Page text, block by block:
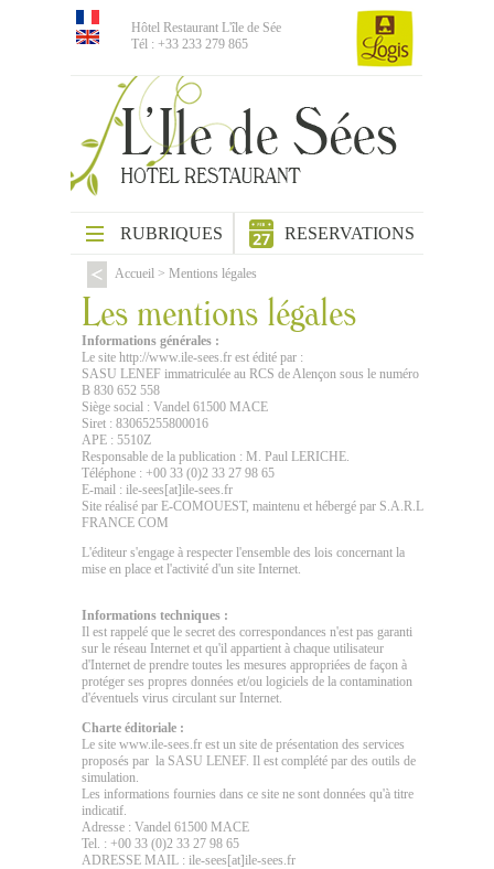
Hôtel Restaurant L'île de Sée
Tél : +33 233 279 865
RUBRIQUES RESERVATIONS
Accueil > Mentions légales
Les mentions légales
Informations générales :
Le site http://www.ile-sees.fr est édité par :
SASU LENEF immatriculée au RCS de Alençon sous le numéro
B 830 652 558
Siège social : Vandel 61500 MACE
Siret : 83065255800016
APE : 5510Z
Responsable de la publication : M. Paul LERICHE.
Téléphone : +00 33 (0)2 33 27 98 65
E-mail : ile-sees[at]ile-sees.fr
Site réalisé par E-COMOUEST, maintenu et hébergé par S.A.R.L
FRANCE COM
L'éditeur s'engage à respecter l'ensemble des lois concernant la
mise en place et l'activité d'un site Internet.
Informations techniques :
Il est rappelé que le secret des correspondances n'est pas garanti
sur le réseau Internet et qu'il appartient à chaque utilisateur
d'Internet de prendre toutes les mesures appropriées de façon à
protéger ses propres données et/ou logiciels de la contamination
d'éventuels virus circulant sur Internet.
Charte éditoriale :
Le site www.ile-sees.fr est un site de présentation des services
proposés par la SASU LENEF. Il est complété par des outils de
simulation.
Les informations fournies dans ce site ne sont données qu'à titre
indicatif.
Adresse : Vandel 61500 MACE
Tel. : +00 33 (0)2 33 27 98 65
ADRESSE MAIL : ile-sees[at]ile-sees.fr